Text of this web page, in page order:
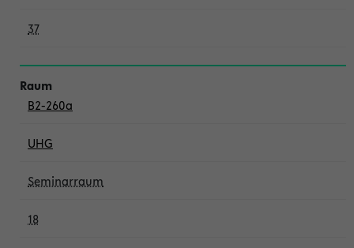
37
B2-260a
UHG
Seminarraum
18